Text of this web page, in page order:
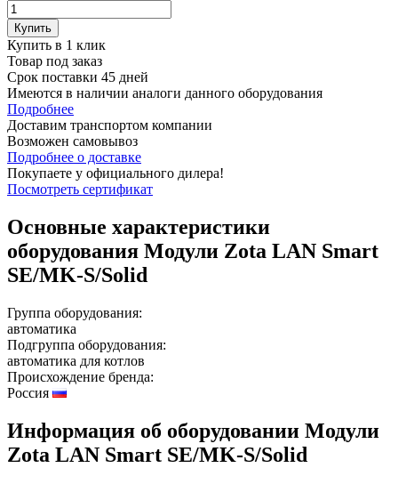
Купить
Купить в 1 клик
Товар под заказ
Срок поставки 45 дней
Имеются в наличии аналоги данного оборудования
Подробнее
Доставим транспортом компании
Возможен самовывоз
Подробнее о доставке
Покупаете у официального дилера!
Посмотреть сертификат
Основные характеристики
оборудования Модули Zota LAN Smart
SE/MK-S/Solid
Группа оборудования:
автоматика
Подгруппа оборудования:
автоматика для котлов
Происхождение бренда:
Россия
Информация об оборудовании Модули
Zota LAN Smart SE/MK-S/Solid